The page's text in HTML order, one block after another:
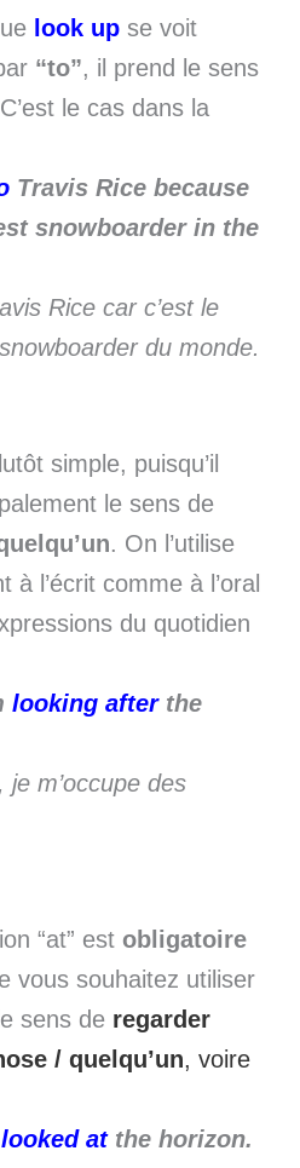
look up se voit
“to”, il prend le sens
C’est le cas dans la
Travis Rice because
snowboarder in the
Rice car c’est le
du monde.
simple, puisqu’il
le sens de
. On l’utilise
à l’écrit comme à l’oral
du quotidien
looking afterthe
je m’occupe des
“at” est obligatoire
vous souhaitez utiliser
sens de regarder
/ quelqu’un, voire
atthe horizon.